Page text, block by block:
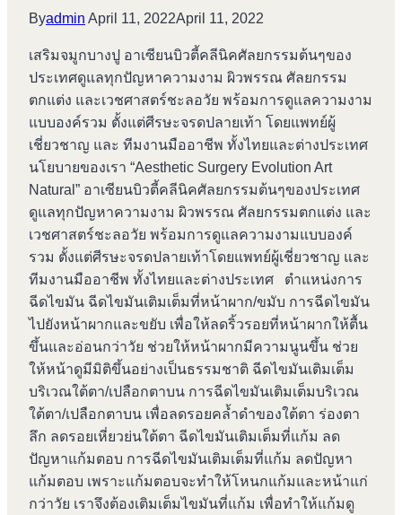
Byadmin April 11, 2022April 11, 2022
เสริมจมูกบางปู อาเซียนบิวตี้คลีนิคศัลยกรรมต้นๆของ
ประเทศดูแลทุกปัญหาความงาม ผิวพรรณ ศัลยกรรม
ตกแต่ง และเวชศาสตร์ชะลอวัย พร้อมการดูแลความงาม
แบบองค์รวม ตั้งแต่ศีรษะจรดปลายเท้า โดยแพทย์ผู้
เชี่ยวชาญ และ ทีมงานมืออาชีพ ทั้งไทยและต่างประเทศ
นโยบายของเรา “Aesthetic Surgery Evolution Art
Natural” อาเซียนบิวตี้คลีนิคศัลยกรรมต้นๆของประเทศ
ดูแลทุกปัญหาความงาม ผิวพรรณ ศัลยกรรมตกแต่ง และ
เวชศาสตร์ชะลอวัย พร้อมการดูแลความงามแบบองค์
รวม ตั้งแต่ศีรษะจรดปลายเท้าโดยแพทย์ผู้เชี่ยวชาญ และ
ทีมงานมืออาชีพ ทั้งไทยและต่างประเทศ ตำแหน่งการ
ฉีดไขมัน ฉีดไขมันเติมเต็มที่หน้าผาก/ขมับ การฉีดไขมัน
ไปยังหน้าผากและขยับ เพื่อให้ลดริ้วรอยที่หน้าผากให้ตื้น
ขึ้นและอ่อนกว่าวัย ช่วยให้หน้าผากมีความนูนขึ้น ช่วย
ให้หน้าดูมีมิติขึ้นอย่างเป็นธรรมชาติ ฉีดไขมันเติมเต็ม
บริเวณใต้ตา/เปลือกตาบน การฉีดไขมันเติมเต็มบริเวณ
ใต้ตา/เปลือกตาบน เพื่อลดรอยคล้ำดำของใต้ตา ร่องตา
ลึก ลดรอยเหี่ยวย่นใต้ตา ฉีดไขมันเติมเต็มที่แก้ม ลด
ปัญหาแก้มตอบ การฉีดไขมันเติมเต็มที่แก้ม ลดปัญหา
แก้มตอบ เพราะแก้มตอบจะทำให้โหนกแก้มและหน้าแก่
กว่าวัย เราจึงต้องเติมเต็มไขมันที่แก้ม เพื่อทำให้แก้มดู